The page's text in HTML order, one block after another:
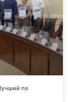
по